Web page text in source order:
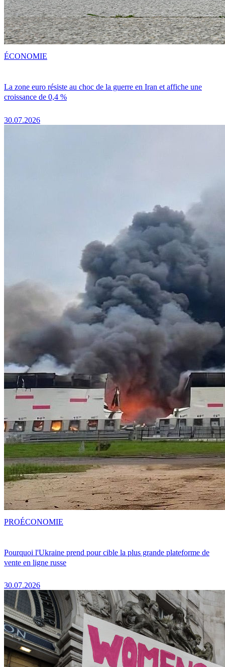
La zone euro résiste au choc de la guerre en Iran et affiche une
croissance de 0,4 %
30.07.2026
ÉCONOMIE
Pourquoi l'Ukraine prend pour cible la plus grande plateforme de
vente en ligne russe
30.07.2026
PROÉCONOMIE